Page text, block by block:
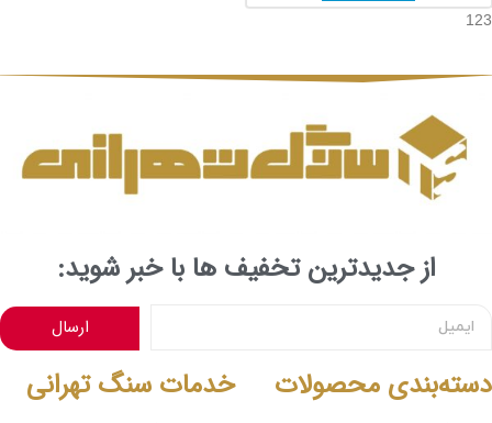
123
از جدیدترین تخفیف ها با خبر شوید:
ارسال
دسته‌بندی محصولات خدمات سنگ تهرانی